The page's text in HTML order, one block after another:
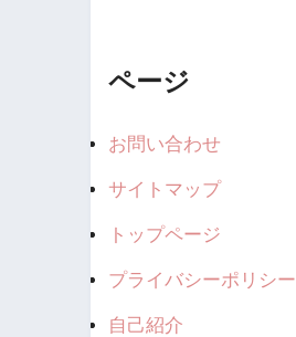
ページ
お問い合わせ
サイトマップ
トップページ
プライバシーポリシー
自己紹介